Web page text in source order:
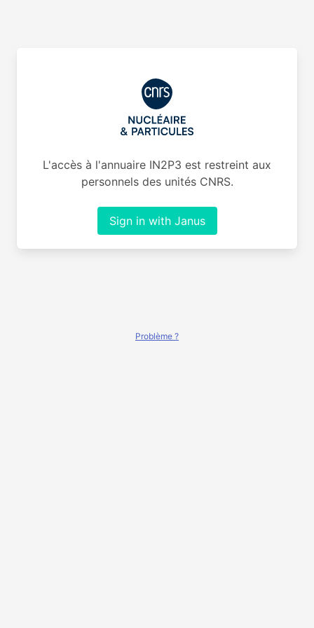
L'accès à l'annuaire IN2P3 est restreint aux
personnels des unités CNRS.
Sign in with Janus
Problème ?